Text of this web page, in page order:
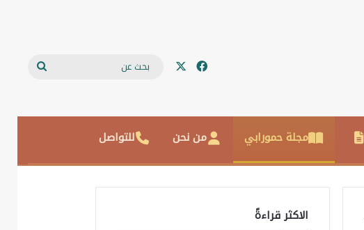
فيسبوك
مجلة حمورابي من نحن للتواصل
الاكثر قراءةً